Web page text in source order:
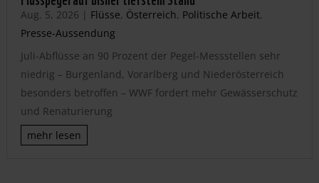
Aug. 5, 2026 | Flüsse, Österreich, Politische Arbeit,
Presse-Aussendung
Juli-Abflüsse an 90 Prozent der Pegel-Messstellen sehr
niedrig – Burgenland, Vorarlberg und Niederösterreich
besonders betroffen – WWF fordert mehr Gewässerschutz
und Renaturierung
mehr lesen